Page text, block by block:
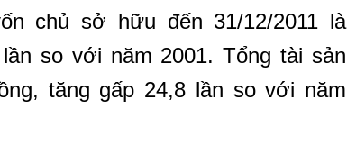
chủ sở hữu đến 31/12/2011 là
so với năm 2001. Tổng tài sản
tăng gấp 24,8 lần so với năm